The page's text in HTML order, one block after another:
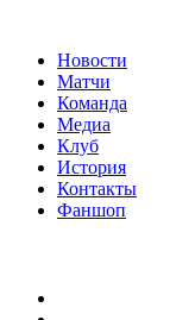
Новости
Матчи
Команда
Медиа
Клуб
История
Контакты
Фаншоп